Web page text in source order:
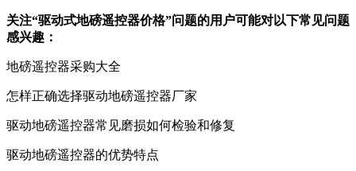
关注“驱动式地磅遥控器价格”问题的用户可能对以下常见问题
感兴趣：
地磅遥控器采购大全
怎样正确选择驱动地磅遥控器厂家
驱动地磅遥控器常见磨损如何检验和修复
驱动地磅遥控器的优势特点